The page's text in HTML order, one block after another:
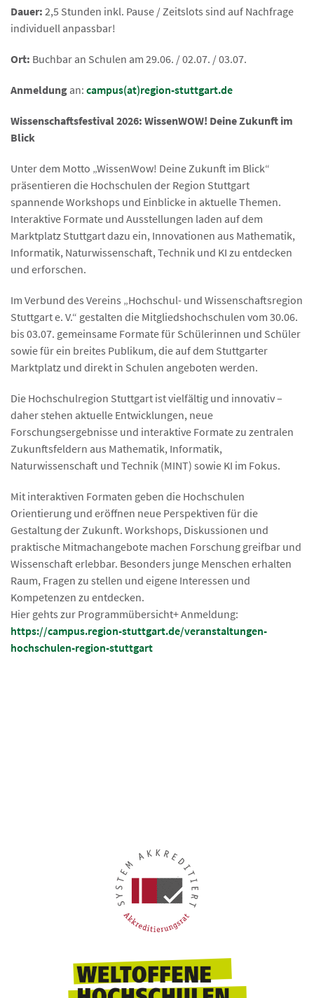
Dauer: 2,5 Stunden inkl. Pause / Zeitslots sind auf Nachfrage
individuell anpassbar!
Ort: Buchbar an Schulen am 29.06. / 02.07. / 03.07.
Anmeldung an: campus(at)region-stuttgart.de
Wissenschaftsfestival 2026: WissenWOW! Deine Zukunft im
Blick
Unter dem Motto „WissenWow! Deine Zukunft im Blick“
präsentieren die Hochschulen der Region Stuttgart
spannende Workshops und Einblicke in aktuelle Themen.
Interaktive Formate und Ausstellungen laden auf dem
Marktplatz Stuttgart dazu ein, Innovationen aus Mathematik,
Informatik, Naturwissenschaft, Technik und KI zu entdecken
und erforschen.
Im Verbund des Vereins „Hochschul- und Wissenschaftsregion
Stuttgart e. V.“ gestalten die Mitgliedshochschulen vom 30.06.
bis 03.07. gemeinsame Formate für Schülerinnen und Schüler
sowie für ein breites Publikum, die auf dem Stuttgarter
Marktplatz und direkt in Schulen angeboten werden.
Die Hochschulregion Stuttgart ist vielfältig und innovativ –
daher stehen aktuelle Entwicklungen, neue
Forschungsergebnisse und interaktive Formate zu zentralen
Zukunftsfeldern aus Mathematik, Informatik,
Naturwissenschaft und Technik (MINT) sowie KI im Fokus.
Mit interaktiven Formaten geben die Hochschulen
Orientierung und eröffnen neue Perspektiven für die
Gestaltung der Zukunft. Workshops, Diskussionen und
praktische Mitmachangebote machen Forschung greifbar und
Wissenschaft erlebbar. Besonders junge Menschen erhalten
Raum, Fragen zu stellen und eigene Interessen und
Kompetenzen zu entdecken.
Hier gehts zur Programmübersicht+ Anmeldung:
https://campus.region-stuttgart.de/veranstaltungen-
hochschulen-region-stuttgart